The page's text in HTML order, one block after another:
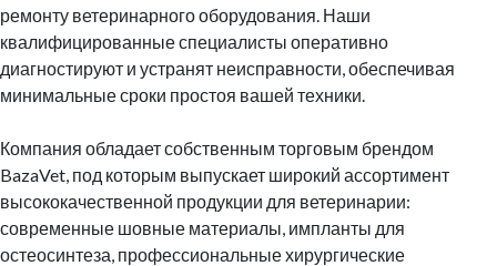
ремонту ветеринарного оборудования. Наши
квалифицированные специалисты оперативно
диагностируют и устранят неисправности, обеспечивая
минимальные сроки простоя вашей техники.
Компания обладает собственным торговым брендом
BazaVet, под которым выпускает широкий ассортимент
высококачественной продукции для ветеринарии:
современные шовные материалы, импланты для
остеосинтеза, профессиональные хирургические